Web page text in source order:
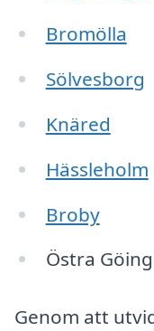
Bromölla
Sölvesborg
Knäred
Hässleholm
Broby
Östra
Genom att